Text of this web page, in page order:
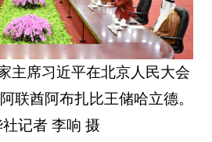
主席习近平在北京人民大会
联酋阿布扎比王储哈立德。
社记者 李响 摄